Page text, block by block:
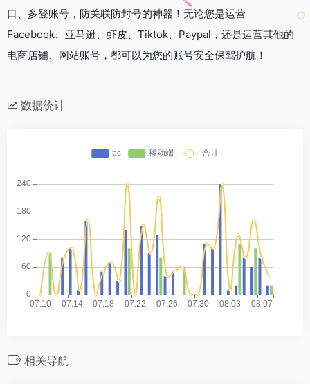
口、多登账号，防关联防封号的神器！无论您是运营
Facebook、亚马逊、虾皮、Tiktok、Paypal，还是运营其他的
电商店铺、网站账号，都可以为您的账号安全保驾护航！
数据统计
相关导航